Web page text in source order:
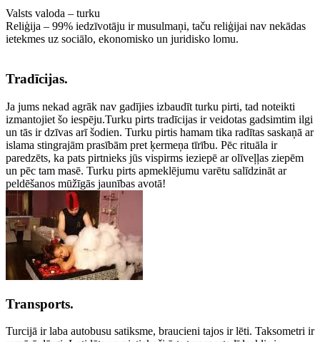
Valsts valoda – turku
Reliģija – 99% iedzīvotāju ir musulmaņi, taču reliģijai nav nekādas
ietekmes uz sociālo, ekonomisko un juridisko lomu.
Tradīcijas.
Ja jums nekad agrāk nav gadījies izbaudīt turku pirti, tad noteikti
izmantojiet šo iespēju.Turku pirts tradīcijas ir veidotas gadsimtim ilgi
un tās ir dzīvas arī šodien. Turku pirtis hamam tika radītas saskaņā ar
islama stingrajām prasībām pret ķermeņa tīrību. Pēc rituāla ir
paredzēts, ka pats pirtnieks jūs vispirms ieziepē ar olīveļļas ziepēm
un pēc tam masē. Turku pirts apmeklējumu varētu salīdzināt ar
peldēšanos mūžīgās jaunības avotā!
Transports.
Turcijā ir laba autobusu satiksme, braucieni tajos ir lēti. Taksometri ir